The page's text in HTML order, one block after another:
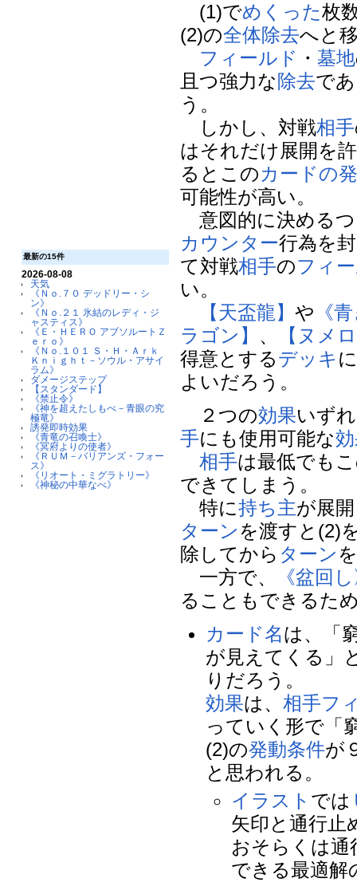
最新の15件
2026-08-08
天気
《Ｎｏ.７０ デッドリー・シ
ン》
《Ｎｏ.２１ 氷結のレディ・ジ
ャスティス》
《Ｅ・ＨＥＲＯ アブソルートＺ
ｅｒｏ》
《Ｎｏ.１０１ Ｓ・Ｈ・Ａｒｋ
Ｋｎｉｇｈｔ－ソウル・アサイ
ラム》
ダメージステップ
【スタンダード】
《禁止令》
《神を超えたしもべ－青眼の究
極竜》
誘発即時効果
《青竜の召喚士》
《冥府よりの使者》
《ＲＵＭ－バリアンズ・フォー
ス》
《リオート・ミグラトリー》
《神秘の中華なべ》
(1)でめくった枚
(2)の全体除去へと
フィールド ・墓地
且つ強力な 除去で
う。
しかし、対戦相手
はそれだけ展開を
るとこのカードの
可能性が高い。
意図的に決める
カウンター行為を
て対戦相手のフィ
い。
【天盃龍】や 《
ラゴン】 、
【ヌメ
得意とするデッキ
よいだろう。
２つの効果いず
手にも使用可能な
相手は最低でも
できてしまう。
特に持ち主が展
ターンを渡すと(2)
除してから ターン
一方で、
《盆回
ることもできるた
カード名は、「
が見えてくる」
りだろう。
効果は、相手フ
っていく形で「
(2)の発動条件が
と思われる。
イラスト では
矢印と通行止
おそらくは通
できる最適解